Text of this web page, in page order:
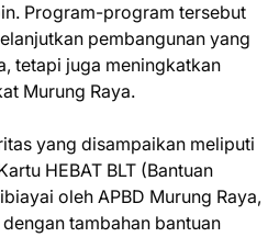
Program-program tersebut
pembangunan yang
tetapi juga meningkatkan
Murung Raya.
yang disampaikan meliputi
HEBAT BLT (Bantuan
oleh APBD Murung Raya,
tambahan bantuan